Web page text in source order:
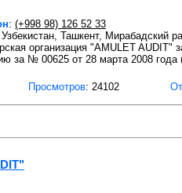
: (+998 98) 126 52 33
Узбекистан, Ташкент, Мирабадский
организация "AMULET
за № 00625 от 28 марта 2008 года
Просмотров: 24102